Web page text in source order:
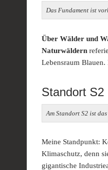
Das Fundament ist
Über Wälder und
Naturwäldern
Lebensraum Blauen.
Standort S2
Am Standort S2 ist
Meine Standpunkt:
Klimaschutz, denn
gigantische